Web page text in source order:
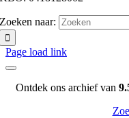
Zoeken naar:
Page load link
Ontdek ons archief van